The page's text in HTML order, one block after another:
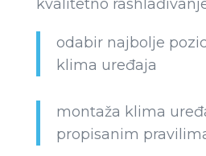
kvalitetno
odabir najbolje
klima uređaja
montaža klima
propisanim